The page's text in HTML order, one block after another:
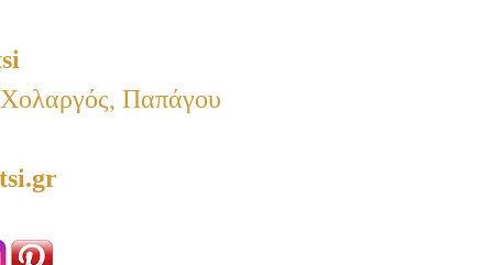
Παπάγου